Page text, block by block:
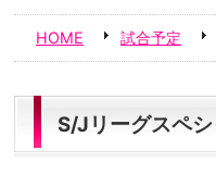
HOME 試合予定
S/Jリーグスペ